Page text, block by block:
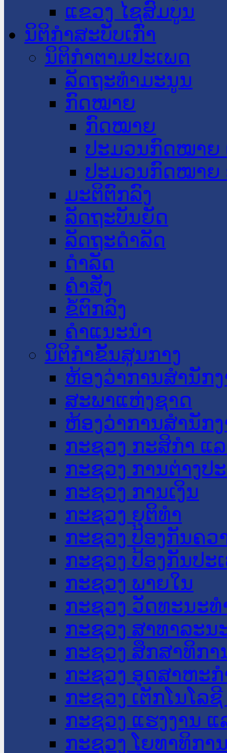
ແຂວງ ໄຊສົມບູນ
ນິຕິກໍາສະບັບເກົ່າ
ນິຕິກຳຕາມປະເພດ
ລັດຖະທໍາມະນູນ
ກົດໝາຍ
ກົດໝາຍ
ປະມວນກົດໝາຍ
ປະມວນກົດໝາຍ
ມະຕິຕົກລົງ
ລັດຖະບັນຍັດ
ລັດຖະດໍາລັດ
ດໍາລັດ
ຄໍາສັ່ງ
ຂໍ້ຕົກລົງ
ຄໍາແນະນໍາ
ນິຕິກໍາຂັ້ນສູນກາງ
ຫ້ອງວ່າການສໍານັກ
ສະພາແຫ່ງຊາດ
ຫ້ອງວ່າການສຳນັກ
ກະຊວງ ກະສິກຳ ແ
ກະຊວງ ການຕ່າງປ
ກະຊວງ ການເງິນ
ກະຊວງ ຍຸຕິທໍາ
ກະຊວງ ປ້ອງກັນຄວ
ກະຊວງ ປ້ອງກັນປະ
ກະຊວງ ພາຍໃນ
ກະຊວງ ວັດທະນະ
ກະຊວງ ສາທາລະນ
ກະຊວງ ສຶກສາທິກາ
ກະຊວງ ອຸດສາຫະ
ກະຊວງ ເຕັກໂນໂລ
ກະຊວງ ແຮງງານ
ກະຊວງ ໂຍທາທິກາ